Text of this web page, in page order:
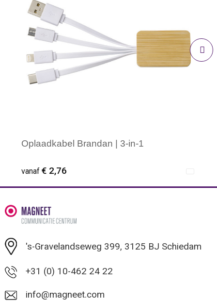
Oplaadkabel Brandan | 3-in-1
vanaf € 2,76
Minimale afname: 1
's-Gravelandseweg 399, 3125 BJ Schiedam
+31 (0) 10-462 24 22
info@magneet.com